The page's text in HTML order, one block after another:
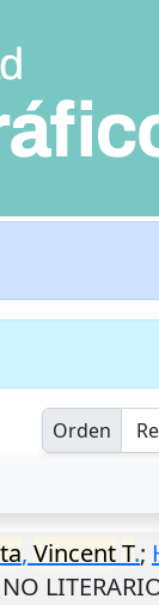
Orden
, VincentT.;